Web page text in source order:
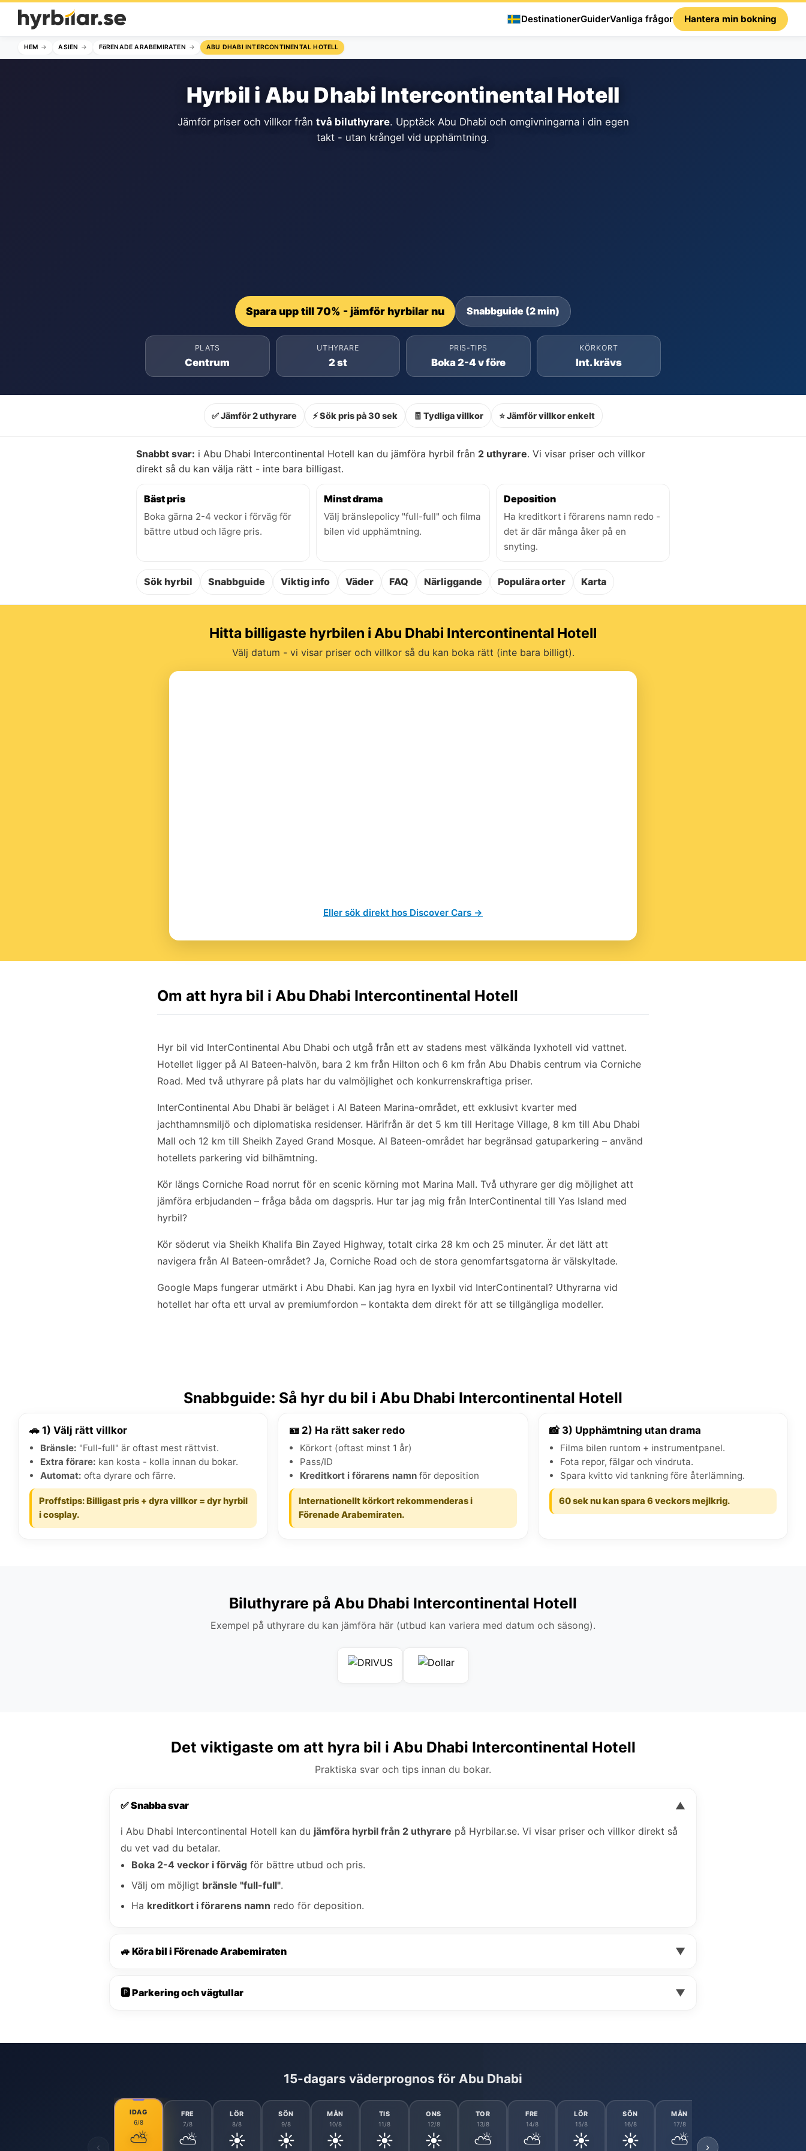
DestinationerGuiderVanliga frågor Hantera min bokning
HEM ASIEN FöRENADE ARABEMIRATEN ABU DHABI INTERCONTINENTAL HOTELL
Hyrbil i Abu Dhabi Intercontinental Hotell
Jämför priser och villkor från två biluthyrare. Upptäck Abu Dhabi och omgivningarna i din egen
takt - utan krångel vid upphämtning.
Spara upp till 70% - jämför hyrbilar nu Snabbguide (2 min)
PLATS
Centrum
UTHYRARE
2 st
PRIS-TIPS
Boka 2-4 v före
KÖRKORT
Int. krävs
✅ Jämför 2 uthyrare ⚡ Sök pris på 30 sek 🧾 Tydliga villkor ⭐ Jämför villkor enkelt
Snabbt svar: i Abu Dhabi Intercontinental Hotell kan du jämföra hyrbil från 2 uthyrare. Vi visar priser och villkor
direkt så du kan välja rätt - inte bara billigast.
Bäst pris
Boka gärna 2-4 veckor i förväg för
bättre utbud och lägre pris.
Minst drama
Välj bränslepolicy "full-full" och filma
bilen vid upphämtning.
Deposition
Ha kreditkort i förarens namn redo -
det är där många åker på en
snyting.
Sök hyrbil Snabbguide Viktig info Väder FAQ Närliggande Populära orter Karta
Hitta billigaste hyrbilen i Abu Dhabi Intercontinental Hotell
Välj datum - vi visar priser och villkor så du kan boka rätt (inte bara billigt).
Eller sök direkt hos Discover Cars →
Om att hyra bil i Abu Dhabi Intercontinental Hotell
Hyr bil vid InterContinental Abu Dhabi och utgå från ett av stadens mest välkända lyxhotell vid vattnet.
Hotellet ligger på Al Bateen-halvön, bara 2 km från Hilton och 6 km från Abu Dhabis centrum via Corniche
Road. Med två uthyrare på plats har du valmöjlighet och konkurrenskraftiga priser.
InterContinental Abu Dhabi är beläget i Al Bateen Marina-området, ett exklusivt kvarter med
jachthamnsmiljö och diplomatiska residenser. Härifrån är det 5 km till Heritage Village, 8 km till Abu Dhabi
Mall och 12 km till Sheikh Zayed Grand Mosque. Al Bateen-området har begränsad gatuparkering – använd
hotellets parkering vid bilhämtning.
Kör längs Corniche Road norrut för en scenic körning mot Marina Mall. Två uthyrare ger dig möjlighet att
jämföra erbjudanden – fråga båda om dagspris. Hur tar jag mig från InterContinental till Yas Island med
hyrbil?
Kör söderut via Sheikh Khalifa Bin Zayed Highway, totalt cirka 28 km och 25 minuter. Är det lätt att
navigera från Al Bateen-området? Ja, Corniche Road och de stora genomfartsgatorna är välskyltade.
Google Maps fungerar utmärkt i Abu Dhabi. Kan jag hyra en lyxbil vid InterContinental? Uthyrarna vid
hotellet har ofta ett urval av premiumfordon – kontakta dem direkt för att se tillgängliga modeller.
Snabbguide: Så hyr du bil i Abu Dhabi Intercontinental Hotell
🚗 1) Välj rätt villkor
Bränsle: "Full-full" är oftast mest rättvist.
Extra förare: kan kosta - kolla innan du bokar.
Automat: ofta dyrare och färre.
Proffstips: Billigast pris + dyra villkor = dyr hyrbil
i cosplay.
🪪 2) Ha rätt saker redo
Körkort (oftast minst 1 år)
Pass/ID
Kreditkort i förarens namn för deposition
Internationellt körkort rekommenderas i
Förenade Arabemiraten.
📸 3) Upphämtning utan drama
Filma bilen runtom + instrumentpanel.
Fota repor, fälgar och vindruta.
Spara kvitto vid tankning före återlämning.
60 sek nu kan spara 6 veckors mejlkrig.
Biluthyrare på Abu Dhabi Intercontinental Hotell
Exempel på uthyrare du kan jämföra här (utbud kan variera med datum och säsong).
Det viktigaste om att hyra bil i Abu Dhabi Intercontinental Hotell
Praktiska svar och tips innan du bokar.
✅ Snabba svar ▼
i Abu Dhabi Intercontinental Hotell kan du jämföra hyrbil från 2 uthyrare på Hyrbilar.se. Vi visar priser och villkor direkt så
du vet vad du betalar.
Boka 2-4 veckor i förväg för bättre utbud och pris.
Välj om möjligt bränsle "full-full".
Ha kreditkort i förarens namn redo för deposition.
🚙 Köra bil i Förenade Arabemiraten ▼
🅿️ Parkering och vägtullar ▼
15-dagars väderprognos för Abu Dhabi
‹
IDAG
6/8
⛅
FRE
7/8
⛅
LÖR
8/8
☀️
SÖN
9/8
☀️
MÅN
10/8
☀️
TIS
11/8
☀️
ONS
12/8
☀️
TOR
13/8
⛅
FRE
14/8
⛅
LÖR
15/8
☀️
SÖN
16/8
☀️
MÅN
17/8
⛅ ›